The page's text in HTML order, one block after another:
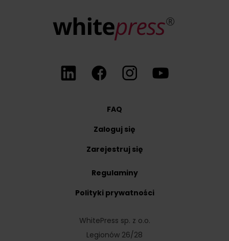
FAQ
Zaloguj się
Zarejestruj się
WhitePress sp. z o.o.
Legionów 26/28
Regulaminy
Polityki prywatności